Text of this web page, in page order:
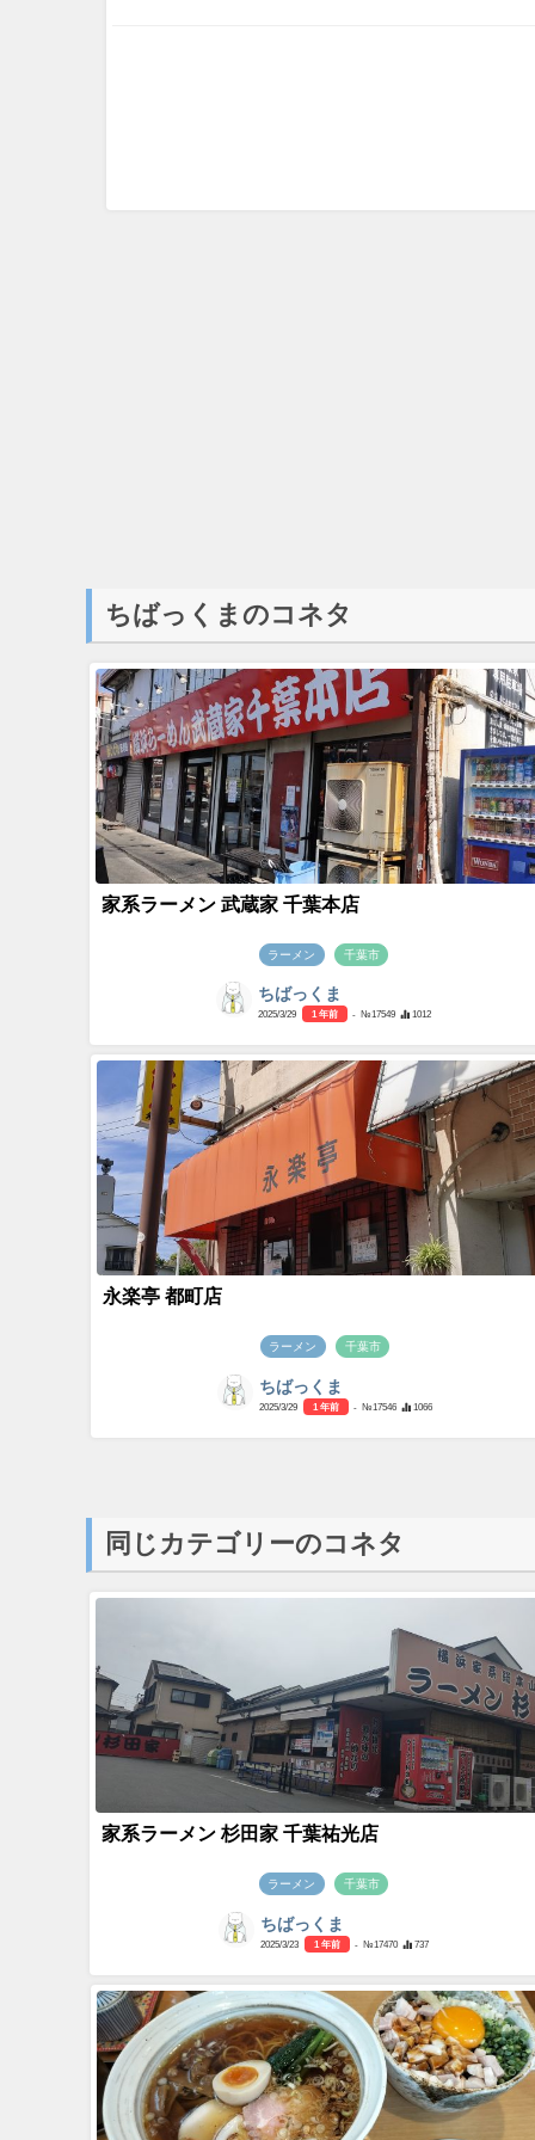
ちばっくまのコネタ
家系ラーメン 武蔵家 千葉本店
ラーメン 千葉市
ちばっくま
2025/3/29 1 年前 - №17549 1012
永楽亭 都町店
ラーメン 千葉市
ちばっくま
2025/3/29 1 年前 - №17546 1066
同じカテゴリーのコネタ
家系ラーメン 杉田家 千葉祐光店
ラーメン 千葉市
ちばっくま
2025/3/23 1 年前 - №17470 737